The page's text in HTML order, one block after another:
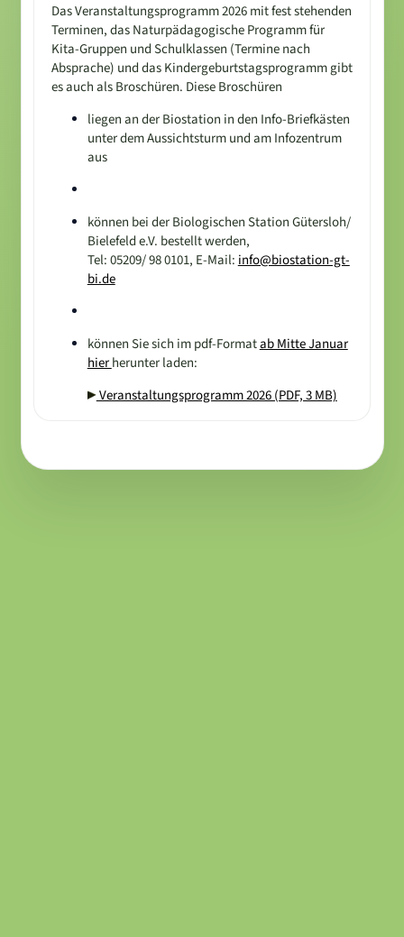
Das Veranstaltungsprogramm 2026 mit fest stehenden
Terminen, das Naturpädagogische Programm für
Kita-Gruppen und Schulklassen (Termine nach
Absprache) und das Kindergeburtstagsprogramm gibt
es auch als Broschüren. Diese Broschüren
liegen an der Biostation in den Info-Briefkästen
unter dem Aussichtsturm und am Infozentrum
aus
können bei der Biologischen Station Gütersloh/
Bielefeld e.V. bestellt werden,
Tel: 05209/ 98 0101, E-Mail: info@biostation-gt-
bi.de
können Sie sich im pdf-Formatab Mitte Januar
hier herunter laden:
Veranstaltungsprogramm 2026 (PDF, 3 MB)